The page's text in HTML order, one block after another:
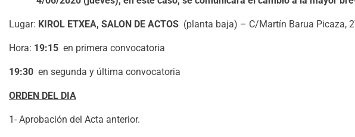
Lugar: KIROL ETXEA, SALON DE ACTOS (planta baja) – C/Martín Barua Picaza,
Hora: 19:15 en primera convocatoria
19:30 en segunda y última convocatoria
ORDEN DEL DIA
1- Aprobación del Acta anterior.